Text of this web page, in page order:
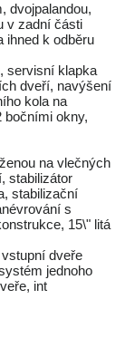
dvojpalandou,
v zadní části
ihned k odběru
servisní klapka
dveří, navýšení
kola na
bočními okny,
na vlečných
stabilizátor
stabilizační
s
15\" litá
dveře
jednoho
int